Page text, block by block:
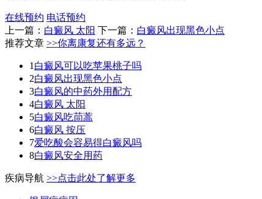
在线预约 电话预约
上一篇： 白癜风 太阳 下一篇： 白癜风出现黑色小点
推荐文章 >>你离康复还有多远？
1 白癜风可以吃苹果桃子吗
2白癜风出现黑色小点
3白癜风的中药外用配方
4白癜风 太阳
5白癜风吃茼蒿
6白癜风 按压
7爱吃酸会容易得白癜风吗
8白癜风安全用药
疾病导航 >>点击此处了解更多